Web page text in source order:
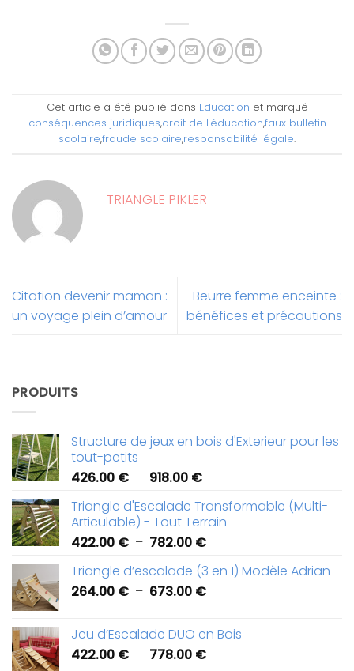
Cet article a été publié dans Education et marqué
conséquences juridiques,droit de l'éducation,faux bulletin
scolaire,fraude scolaire,responsabilité légale.
TRIANGLE PIKLER
Citation devenir maman :
un voyage plein d’amour
Beurre femme enceinte :
bénéfices et précautions
PRODUITS
Structure de jeux en bois d'Exterieur pour les
tout-petits
426.00 € – 918.00 €Plage
prix :
426.00 €
à
918.00 €
Triangle d'Escalade Transformable (Multi-
Articulable) - Tout Terrain
422.00 € – 782.00 €Plage
prix :
422.00 €
Triangle d’escalade (3 en 1) Modèle Adrian
264.00 € – 673.00 €Plage
264.00 €
à
Jeu d’Escalade DUO en Bois
422.00 € – 778.00 €Plage